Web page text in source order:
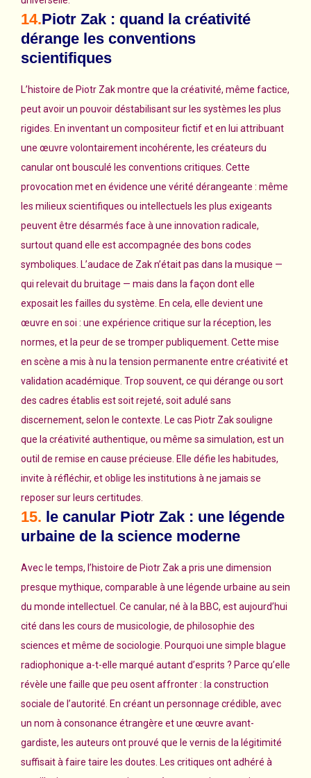
14.Piotr Zak : quand la créativité
dérange les conventions
scientifiques
L’histoire de Piotr Zak montre que la créativité, même factice,
peut avoir un pouvoir déstabilisant sur les systèmes les plus
rigides. En inventant un compositeur fictif et en lui attribuant
une œuvre volontairement incohérente, les créateurs du
canular ont bousculé les conventions critiques. Cette
provocation met en évidence une vérité dérangeante : même
les milieux scientifiques ou intellectuels les plus exigeants
peuvent être désarmés face à une innovation radicale,
surtout quand elle est accompagnée des bons codes
symboliques. L’audace de Zak n’était pas dans la musique —
qui relevait du bruitage — mais dans la façon dont elle
exposait les failles du système. En cela, elle devient une
œuvre en soi : une expérience critique sur la réception, les
normes, et la peur de se tromper publiquement. Cette mise
en scène a mis à nu la tension permanente entre créativité et
validation académique. Trop souvent, ce qui dérange ou sort
des cadres établis est soit rejeté, soit adulé sans
discernement, selon le contexte. Le cas Piotr Zak souligne
que la créativité authentique, ou même sa simulation, est un
outil de remise en cause précieuse. Elle défie les habitudes,
invite à réfléchir, et oblige les institutions à ne jamais se
reposer sur leurs certitudes.
15. le canular Piotr Zak : une légende
urbaine de la science moderne
Avec le temps, l’histoire de Piotr Zak a pris une dimension
presque mythique, comparable à une légende urbaine au sein
du monde intellectuel. Ce canular, né à la BBC, est aujourd’hui
cité dans les cours de musicologie, de philosophie des
sciences et même de sociologie. Pourquoi une simple blague
radiophonique a-t-elle marqué autant d’esprits ? Parce qu’elle
révèle une faille que peu osent affronter : la construction
sociale de l’autorité. En créant un personnage crédible, avec
un nom à consonance étrangère et une œuvre avant-
gardiste, les auteurs ont prouvé que le vernis de la légitimité
suffisait à faire taire les doutes. Les critiques ont adhéré à